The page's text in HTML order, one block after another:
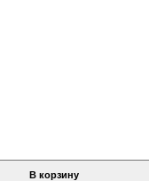
В корзину